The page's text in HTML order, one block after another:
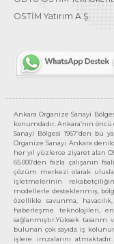
OSTİM Yatırım A.Ş.
Ankara Organize Sanayi
konumdadır. Ankara’nın
Sanayi Bölgesi 1967’den bu
Organize Sanayi Ankara
her yıl yüzlerce ziyaret alan
65.000’den fazla çalışanın
çözüm merkezi olarak
işletmelerinin
modellerle desteklenmiş,
özellikle savunma,
haberleşme teknolojileri,
sağlanmıştır.Yüksek
bulunan çok sayıda iş
işlere imzalarını